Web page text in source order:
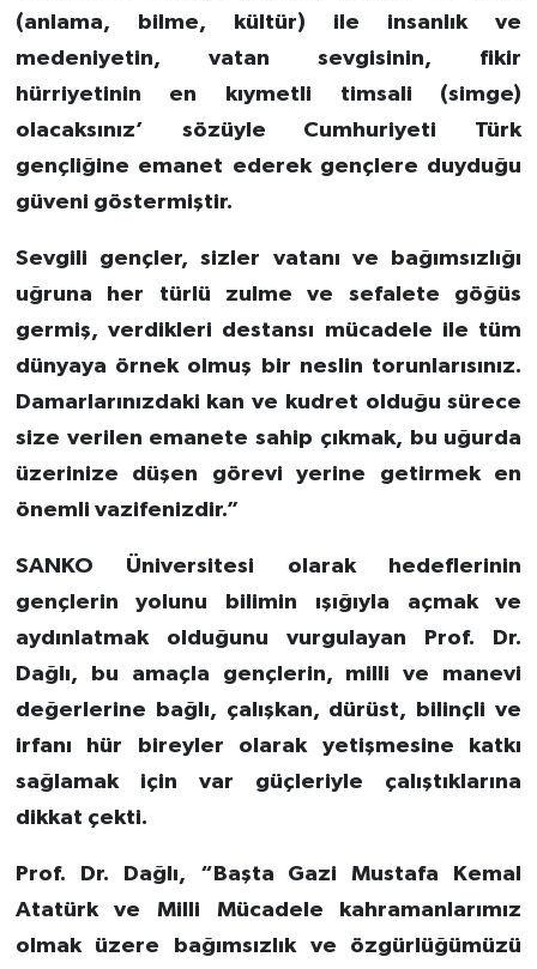
(anlama, bilme, kültür) ile insanlık ve
medeniyetin, vatan sevgisinin, fikir
hürriyetinin en kıymetli timsali (simge)
olacaksınız’ sözüyle Cumhuriyeti Türk
gençliğine emanet ederek gençlere duyduğu
güveni göstermiştir.
Sevgili gençler, sizler vatanı ve bağımsızlığı
uğruna her türlü zulme ve sefalete göğüs
germiş, verdikleri destansı mücadele ile tüm
dünyaya örnek olmuş bir neslin torunlarısınız.
Damarlarınızdaki kan ve kudret olduğu sürece
size verilen emanete sahip çıkmak, bu uğurda
üzerinize düşen görevi yerine getirmek en
önemli vazifenizdir.”
SANKO Üniversitesi olarak hedeflerinin
gençlerin yolunu bilimin ışığıyla açmak ve
aydınlatmak olduğunu vurgulayan Prof. Dr.
Dağlı, bu amaçla gençlerin, milli ve manevi
değerlerine bağlı, çalışkan, dürüst, bilinçli ve
irfanı hür bireyler olarak yetişmesine katkı
sağlamak için var güçleriyle çalıştıklarına
dikkat çekti.
Prof. Dr. Dağlı, “Başta Gazi Mustafa Kemal
Atatürk ve Milli Mücadele kahramanlarımız
olmak üzere bağımsızlık ve özgürlüğümüzü